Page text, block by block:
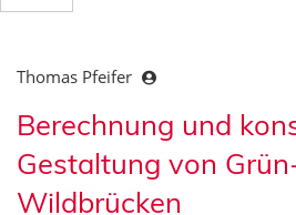
Thomas Pfeifer
Berechnung und
Gestaltung von
Wildbrücken